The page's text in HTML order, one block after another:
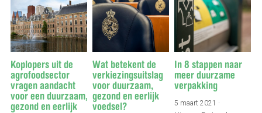
Koplopers uit de
agrofoodsector
vragen aandacht
voor een duurzaam,
gezond en eerlijk
Wat betekent de
verkiezingsuitslag
voor duurzaam,
gezond en eerlijk
voedsel?
In 8 stappen naar
meer duurzame
verpakking
5 maart 2021 ·